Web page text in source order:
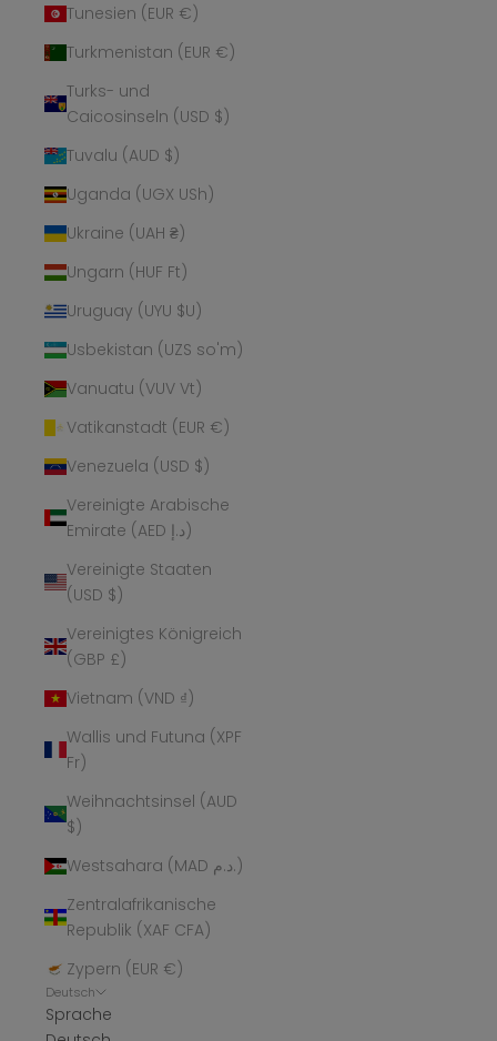
Tunesien (EUR €)
Turkmenistan (EUR €)
Turks- und
Caicosinseln (USD $)
Tuvalu (AUD $)
Uganda (UGX USh)
Ukraine (UAH ₴)
Ungarn (HUF Ft)
Uruguay (UYU $U)
Usbekistan (UZS so'm)
Vanuatu (VUV Vt)
Vatikanstadt (EUR €)
Venezuela (USD $)
Vereinigte Arabische
Emirate (AED د.إ)
Vereinigte Staaten
(USD $)
Vereinigtes Königreich
(GBP £)
Vietnam (VND ₫)
Wallis und Futuna (XPF
Fr)
Weihnachtsinsel (AUD
$)
Westsahara (MAD د.م.)
Zentralafrikanische
Republik (XAF CFA)
Zypern (EUR €)
Deutsch
Sprache